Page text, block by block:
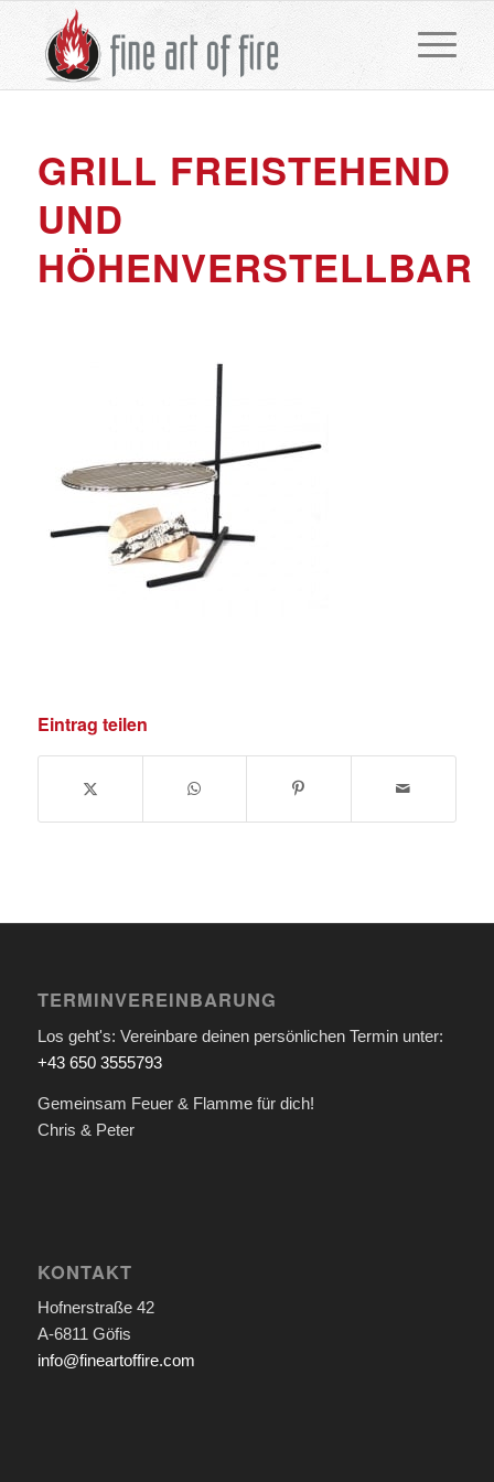
GRILL FREISTEHEND
UND
HÖHENVERSTELLBAR
Eintrag teilen
TERMINVEREINBARUNG
Los geht's: Vereinbare deinen persönlichen Termin unter:
+43 650 3555793
Gemeinsam Feuer & Flamme für dich!
Chris & Peter
KONTAKT
Hofnerstraße 42
A-6811 Göfis
info@fineartoffire.com